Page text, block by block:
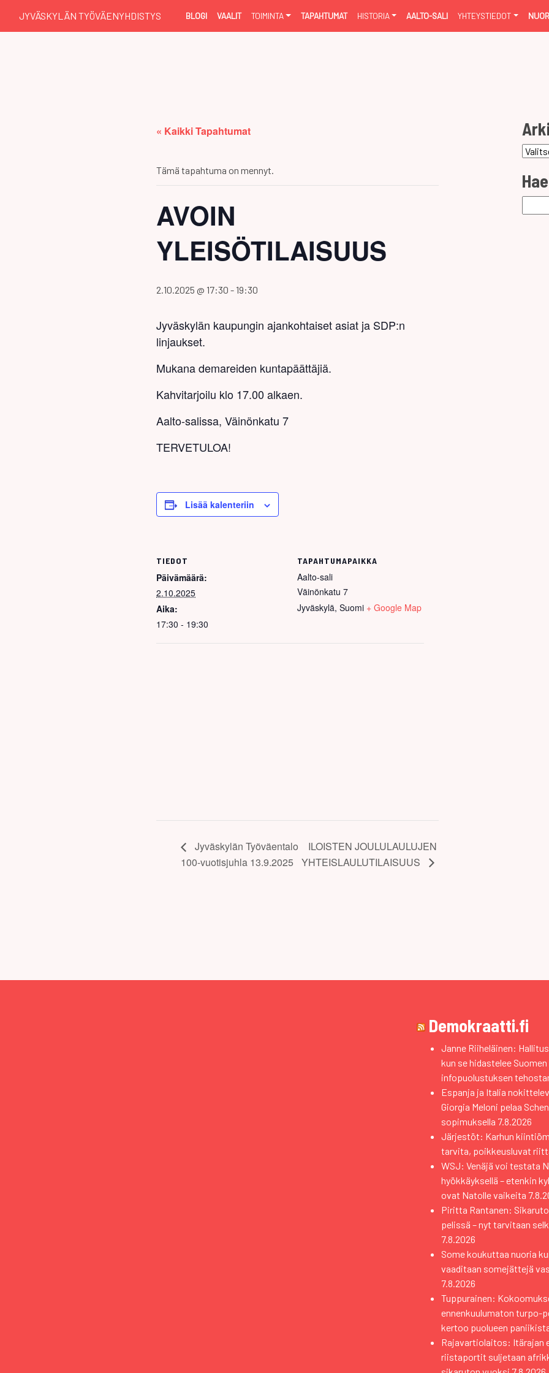
JYVÄSKYLÄN TYÖVÄENYHDISTYS BLOGI VAALIT TOIMINTA TAPAHTUMAT HISTORIA AALTO-SALI YHTEYSTIEDOT
« Kaikki Tapahtumat
Tämä tapahtuma on mennyt.
AVOIN
YLEISÖTILAISUUS
2.10.2025 @ 17:30 -19:30
Jyväskylän kaupungin ajankohtaiset asiat ja SDP:n
linjaukset.
Mukana demareiden kuntapäättäjiä.
Kahvitarjoilu klo 17.00 alkaen.
Aalto-salissa, Väinönkatu 7
TERVETULOA!
Lisää kalenteriin
TIEDOT
Päivämäärä:
2.10.2025
Aika:
17:30 - 19:30
TAPAHTUMAPAIKKA
Aalto-sali
Väinönkatu 7
Jyväskylä, Suomi + Google Map
Jyväskylän Työväentalo
100-vuotisjuhla 13.9.2025
ILOISTEN JOULULAULUJEN
YHTEISLAULUTILAISUUS
Demokraatti.fi
Janne Riiheläinen:
kun se hidastelee Suomen
infopuolustuksen
Espanja ja Italia
Giorgia Meloni pelaa
sopimuksella 7.8.2026
Järjestöt: Karhun
tarvita, poikkeusluvat
WSJ: Venäjä voi testata
hyökkäyksellä – etenkin
ovat Natolle vaikeita
Piritta Rantanen:
pelissä – nyt tarvitaan
7.8.2026
Some koukuttaa nuoria
vaaditaan somejättejä
7.8.2026
Tuppurainen:
ennenkuulumaton turpo-
kertoo puolueen
Rajavartiolaitos: Itärajan
riistaportit suljetaan